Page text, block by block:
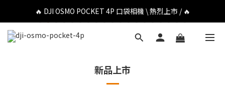
🔥 DJI OSMO POCKET 4P 口袋相機 \ 熱烈上市 / 🔥
🔥 DJI OSMO POCKET 4P 口袋相機 \ 熱烈上市 / 🔥
🔥 Insta360 Luna Ultra 雲台相機 \ 熱烈上市 / 🔥
新品上市